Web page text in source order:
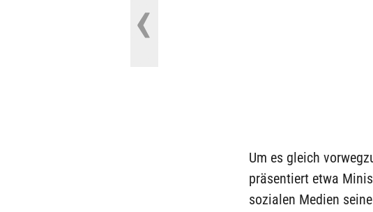
Um es gleich
präsentiert etwa
sozialen Medien